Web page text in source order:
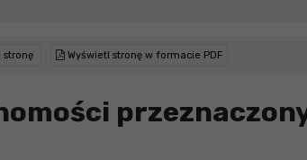
Wyświetl stronę w formacie PDF